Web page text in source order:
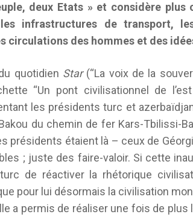
deux Etats » et considère
infrastructures de transport,
circulations des hommes et des
quotidien Star(“La voix de la
“Un pont civilisationnel de
les présidents turc et
du chemin de fer Kars-Tbilissi-
présidents étaient là – ceux de
; juste des faire-valoir. Si cette
de réactiver la rhétorique
pour lui désormais la civilisation
a permis de réaliser une fois de